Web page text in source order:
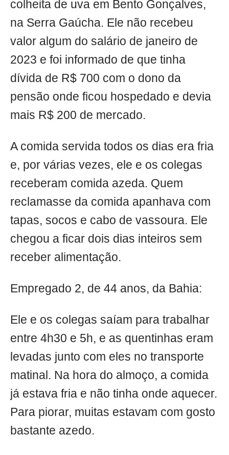
colheita de uva em Bento Gonçalves,
na Serra Gaúcha. Ele não recebeu
valor algum do salário de janeiro de
2023 e foi informado de que tinha
dívida de R$ 700 com o dono da
pensão onde ficou hospedado e devia
mais R$ 200 de mercado.
A comida servida todos os dias era fria
e, por várias vezes, ele e os colegas
receberam comida azeda. Quem
reclamasse da comida apanhava com
tapas, socos e cabo de vassoura. Ele
chegou a ficar dois dias inteiros sem
receber alimentação.
Empregado 2, de 44 anos, da Bahia:
Ele e os colegas saíam para trabalhar
entre 4h30 e 5h, e as quentinhas eram
levadas junto com eles no transporte
matinal. Na hora do almoço, a comida
já estava fria e não tinha onde aquecer.
Para piorar, muitas estavam com gosto
bastante azedo.